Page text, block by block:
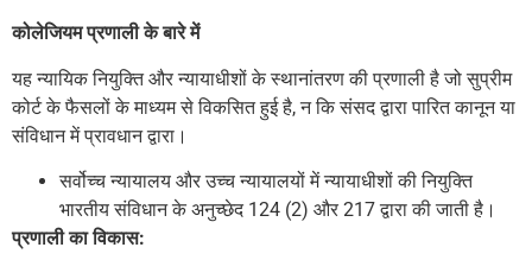
कोलेजियम प्रणाली के बारे में
यह न्यायिक नियुक्ति और न्यायाधीशों के स्थानांतरण की प्रणाली है जो सुप्रीम
कोर्ट के फैसलों के माध्यम से विकसित हुई है, न कि संसद द्वारा पारित कानून या
संविधान में प्रावधान द्वारा।
सर्वोच्च न्यायालय और उच्च न्यायालयों में न्यायाधीशों की नियुक्ति
भारतीय संविधान के अनुच्छेद 124 (2) और 217 द्वारा की जाती है।
प्रणाली का विकास: